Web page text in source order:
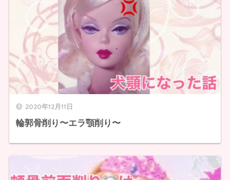
2020年12月11日
輪郭骨削り〜エラ顎削り〜